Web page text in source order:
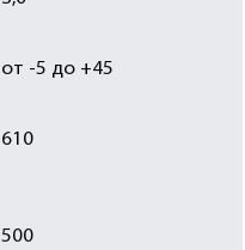
от -5 до +45
610
500